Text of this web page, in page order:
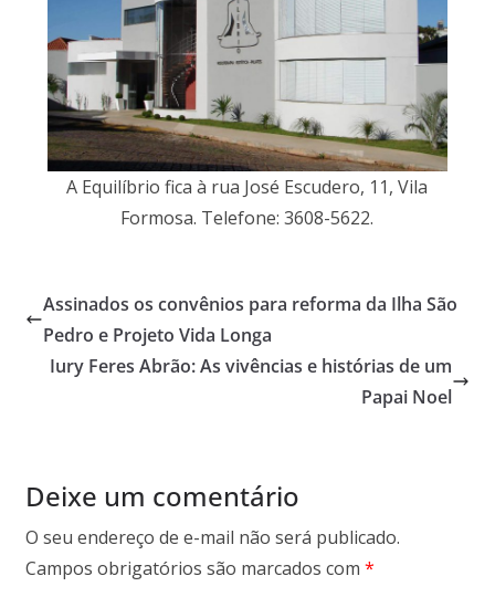
A Equilíbrio fica à rua José Escudero, 11, Vila
Formosa. Telefone: 3608-5622.
Assinados os convênios para reforma da Ilha São
Pedro e Projeto Vida Longa
Iury Feres Abrão: As vivências e histórias de um
Papai Noel
Deixe um comentário
O seu endereço de e-mail não será publicado.
Campos obrigatórios são marcados com *